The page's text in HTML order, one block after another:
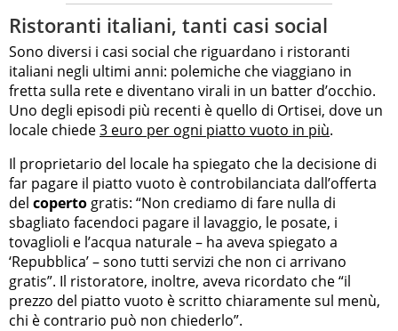
Ristoranti italiani, tanti casi social
Sono diversi i casi social che riguardano i ristoranti
italiani negli ultimi anni: polemiche che viaggiano in
fretta sulla rete e diventano virali in un batter d’occhio.
Uno degli episodi più recenti è quello di Ortisei, dove un
locale chiede3 euro per ogni piatto vuoto in più.
Il proprietario del locale ha spiegato che la decisione di
far pagare il piatto vuoto è controbilanciata dall’offerta
del coperto gratis: “Non crediamo di fare nulla di
sbagliato facendoci pagare il lavaggio, le posate, i
tovaglioli e l’acqua naturale – ha aveva spiegato a
‘Repubblica’ – sono tutti servizi che non ci arrivano
gratis”. Il ristoratore, inoltre, aveva ricordato che “il
prezzo del piatto vuoto è scritto chiaramente sul menù,
chi è contrario può non chiederlo”.